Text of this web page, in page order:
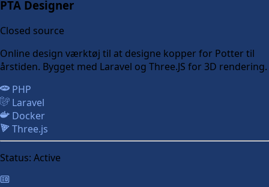
PTA Designer
Closed source
Online design værktøj til at designe kopper for Potter til
årstiden. Bygget med Laravel og Three.JS for 3D rendering.
PHP
Laravel
Docker
Three.js
Status: Active